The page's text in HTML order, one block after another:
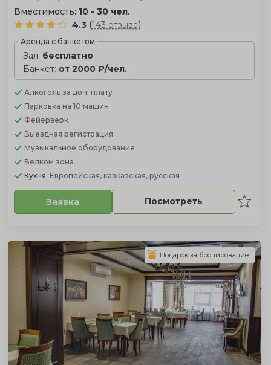
Вместимость: 10 - 30 чел.
4.3 (143 отзыва)
Аренда с банкетом
Зал: бесплатно
Банкет: от 2000 ₽/чел.
Алкоголь за доп. плату
Парковка на 10 машин
Фейерверк
Выездная регистрация
Музыкальное оборудование
Велком зона
Кухня: Европейская, кавказская, русская
Заявка Посмотреть
Подарок за бронирование